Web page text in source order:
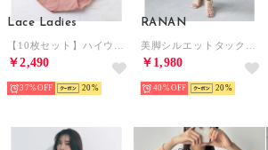
Lace Ladies
￥2,490
37% 20
RANAN
￥1,980
40% 20